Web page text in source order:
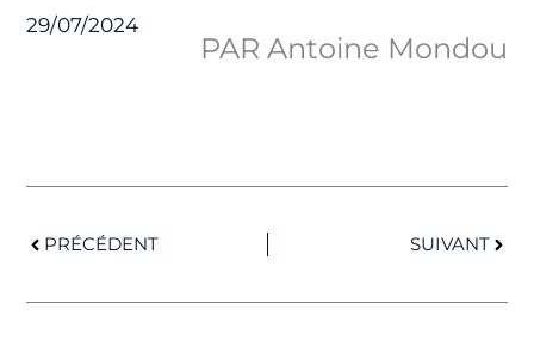
29/07/2024
PAR Antoine Mondou
PRÉCÉDENT SUIVANT